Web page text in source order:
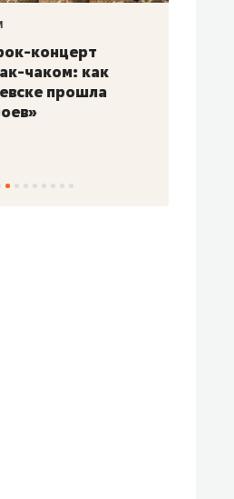
концерт
чаком: как
прошла